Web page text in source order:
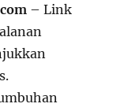
– Link